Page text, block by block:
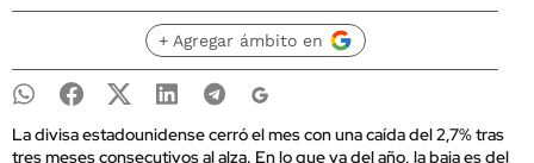
+ Agregar ámbito en
La divisa estadounidense cerró el mes con una caída del 2,7% tras
tres meses consecutivos al alza. En lo que va del año, la baja es del